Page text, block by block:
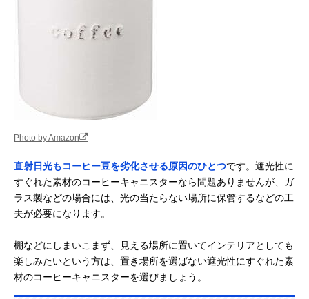
Photo by Amazon
直射日光もコーヒー豆を劣化させる原因のひとつです。遮光性に
すぐれた素材のコーヒーキャニスターなら問題ありませんが、ガ
ラス製などの場合には、光の当たらない場所に保管するなどの工
夫が必要になります。
棚などにしまいこまず、見える場所に置いてインテリアとしても
楽しみたいという方は、置き場所を選ばない遮光性にすぐれた素
材のコーヒーキャニスターを選びましょう。